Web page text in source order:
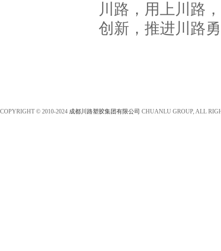
川路，用上川路
创新，推进川路
COPYRIGHT © 2010-2024 成都川路塑胶集团有限公司 CHUANLU GROUP, ALL